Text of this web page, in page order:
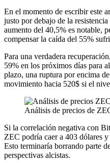
En el momento de escribir este
justo por debajo de la
aumento del 40,5% es notable,
compensar la caída del 55%
Para una verdadera
59% en los próximos días para
plazo, una ruptura por encima
movimiento hacia 520$ si el
Análisis de precios de
Si la correlación negativa con
ZEC podría caer a 403 dólares
Esto terminaría borrando parte
perspectivas alcistas.